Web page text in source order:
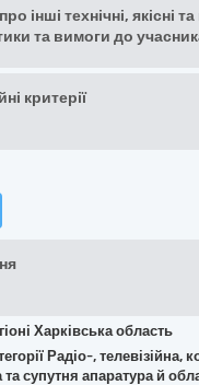
інші технічні, якісні та
та вимоги до
критерії
Харківська область
Радіо-, телевізійна,
та супутня апаратура й